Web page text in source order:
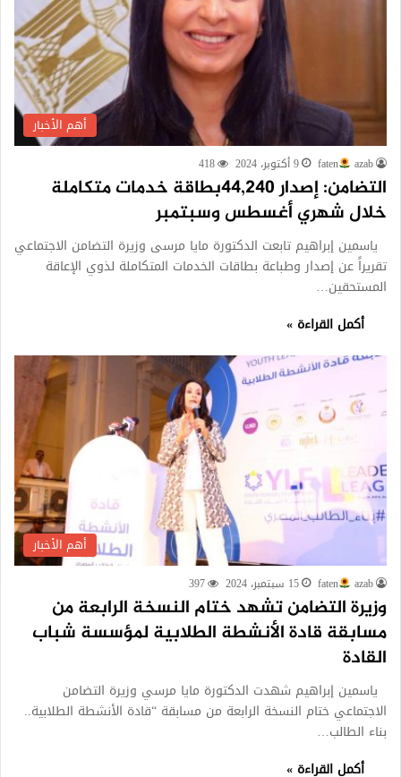
أهم الأخبار
faten azab 9 أكتوبر، 2024 418
التضامن: إصدار 44,240بطاقة خدمات متكاملة
خلال شهري أغسطس وسبتمبر
ياسمين إبراهيم تابعت الدكتورة مايا مرسى وزيرة التضامن الاجتماعي
تقريراً عن إصدار وطباعة بطاقات الخدمات المتكاملة لذوي الإعاقة
المستحقين…
أكمل القراءة »
أهم الأخبار
faten azab 15 سبتمبر، 2024 397
وزيرة التضامن تشهد ختام النسخة الرابعة من
مسابقة قادة الأنشطة الطلابية لمؤسسة شباب
القادة
ياسمين إبراهيم شهدت الدكتورة مايا مرسي وزيرة التضامن
الاجتماعي ختام النسخة الرابعة من مسابقة “قادة الأنشطة الطلابية..
بناء الطالب…
أكمل القراءة »